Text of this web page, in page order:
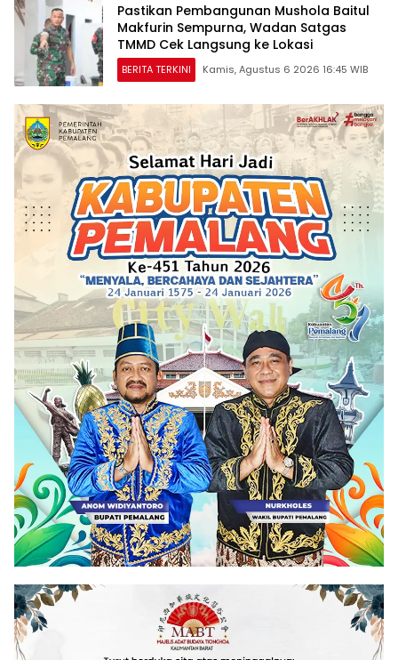
Pastikan Pembangunan Mushola Baitul
Makfurin Sempurna, Wadan Satgas
TMMD Cek Langsung ke Lokasi
BERITA TERKINI Kamis, Agustus 6 2026 16:45 WIB